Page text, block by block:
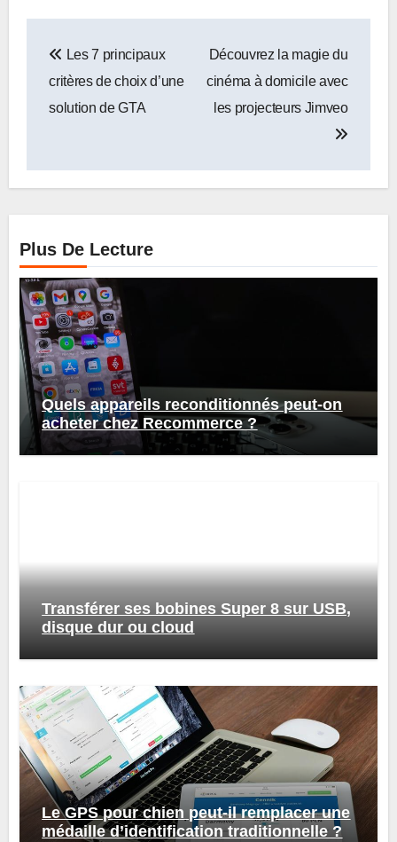
de
l’article
Les 7 principaux
critères de choix d’une
solution de GTA
Découvrez la magie du
cinéma à domicile avec
les projecteurs Jimveo
Plus De Lecture
Quels appareils reconditionnés peut-on
acheter chez Recommerce ?
Transférer ses bobines Super 8 sur USB,
disque dur ou cloud
Le GPS pour chien peut-il remplacer une
médaille d’identification traditionnelle ?